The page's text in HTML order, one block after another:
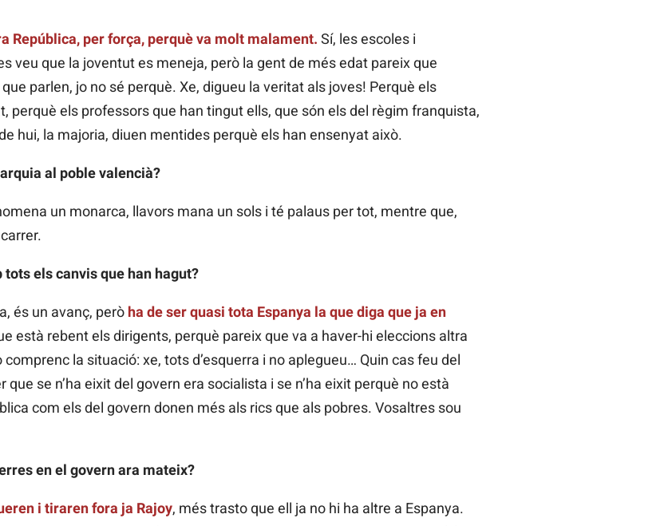
República, per força, perquè va molt malament. Sí, les escoles i
veu que la joventut es meneja, però la gent de més edat pareix que
parlen, jo no sé perquè. Xe, digueu la veritat als joves! Perquè els
perquè els professors que han tingut ells, que són els del règim franquista,
hui, la majoria, diuen mentides perquè els han ensenyat això.
al poble valencià?
un monarca, llavors mana un sols i té palaus per tot, mentre que,
els canvis que han hagut?
és un avanç, però ha de ser quasi tota Espanya la que diga que ja en
està rebent els dirigents, perquè pareix que va a haver-hi eleccions altra
comprenc la situació: xe, tots d’esquerra i no aplegueu… Quin cas feu del
se n’ha eixit del govern era socialista i se n’ha eixit perquè no està
com els del govern donen més als rics que als pobres. Vosaltres sou
en el govern ara mateix?
i tiraren fora ja Rajoy, més trasto que ell ja no hi ha altre a Espanya.